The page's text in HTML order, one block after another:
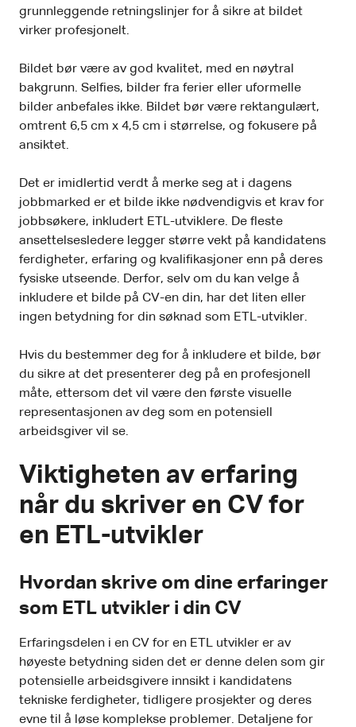
grunnleggende retningslinjer for å sikre at bildet
virker profesjonelt.
Bildet bør være av god kvalitet, med en nøytral
bakgrunn. Selfies, bilder fra ferier eller uformelle
bilder anbefales ikke. Bildet bør være rektangulært,
omtrent 6,5 cm x 4,5 cm i størrelse, og fokusere på
ansiktet.
Det er imidlertid verdt å merke seg at i dagens
jobbmarked er et bilde ikke nødvendigvis et krav for
jobbsøkere, inkludert ETL-utviklere. De fleste
ansettelsesledere legger større vekt på kandidatens
ferdigheter, erfaring og kvalifikasjoner enn på deres
fysiske utseende. Derfor, selv om du kan velge å
inkludere et bilde på CV-en din, har det liten eller
ingen betydning for din søknad som ETL-utvikler.
Hvis du bestemmer deg for å inkludere et bilde, bør
du sikre at det presenterer deg på en profesjonell
måte, ettersom det vil være den første visuelle
representasjonen av deg som en potensiell
arbeidsgiver vil se.
Viktigheten av erfaring
når du skriver en CV for
en ETL-utvikler
Hvordan skrive om dine erfaringer
som ETL utvikler i din CV
Erfaringsdelen i en CV for en ETL utvikler er av
høyeste betydning siden det er denne delen som gir
potensielle arbeidsgivere innsikt i kandidatens
tekniske ferdigheter, tidligere prosjekter og deres
evne til å løse komplekse problemer. Detaljene for